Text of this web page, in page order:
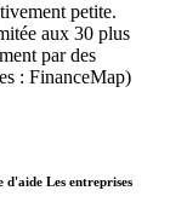
petite.
aux 30 plus
par des
: FinanceMap)
d'aide Les entreprises